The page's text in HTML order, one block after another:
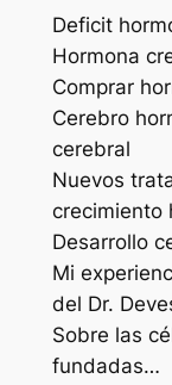
Deficit
Hormona
Comprar
Cerebro
cerebral
Nuevos
crecimiento
Desarrollo
Mi
del Dr.
Sobre las
fundadas…